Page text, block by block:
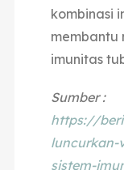
kombinasi
membantu
imunitas
Sumber :
https://
luncurkan-
sistem-